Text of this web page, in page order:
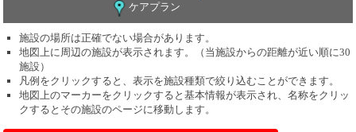
ケアプラン
施設の場所は正確でない場合があります。
地図上に周辺の施設が表示されます。（当施設からの距離が近い順に30
施設）
凡例をクリックすると、表示を施設種類で絞り込むことができます。
地図上のマーカーをクリックすると基本情報が表示され、名称をクリッ
クするとその施設のページに移動します。